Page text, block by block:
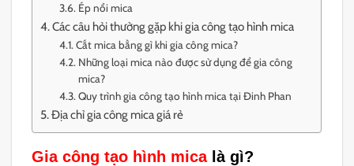
Ép nổi mica
Các câu hỏi thường gặp khi gia công tạo hình mica
Cắt mica bằng gì khi gia công mica?
Những loại mica nào được sử dụng để gia công
mica?
Quy trình gia công tạo hình mica tại Đinh Phan
Địa chỉ gia công mica giá rẻ
Gia công tạo hình micalà gì?